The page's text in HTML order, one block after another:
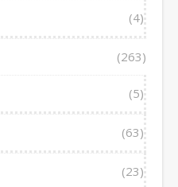
(4)
(263)
(5)
(63)
(23)